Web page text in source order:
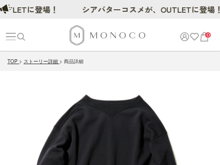
0
TOP ストーリー詳細 商品詳細
に登場！ シアバターコスメが、OUTLETに登場！